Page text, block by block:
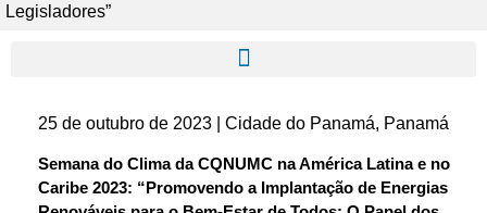
Legisladores”
25 de outubro de 2023 | Cidade do Panamá, Panamá
Semana do Clima da CQNUMC na América Latina e no
Caribe 2023: “Promovendo a Implantação de Energias